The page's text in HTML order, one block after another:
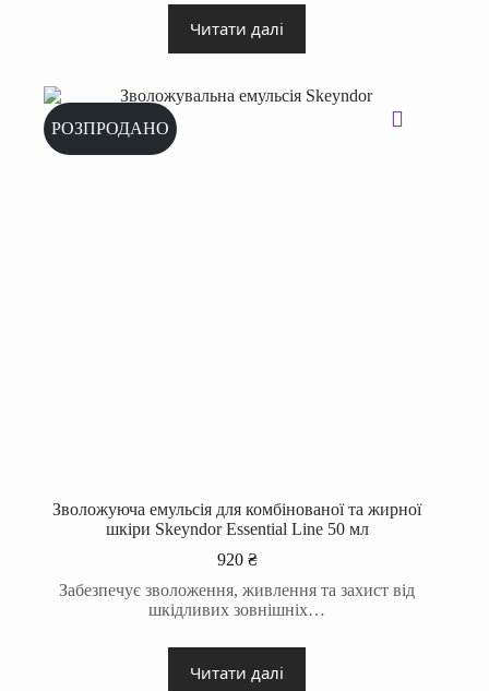
Читати далі
РОЗПРОДАНО
Зволожуюча емульсія для комбінованої та жирної
шкіри Skeyndor Essential Line 50 мл
920 ₴
Забезпечує зволоження, живлення та захист від
шкідливих зовнішніх…
Читати далі